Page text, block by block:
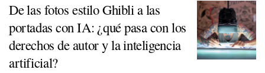
De las fotos estilo Ghibli a las
portadas con IA: ¿qué pasa con los
derechos de autor y la inteligencia
artificial?